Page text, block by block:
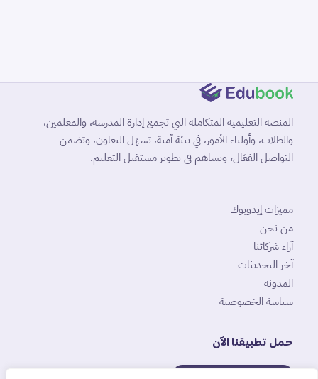
المنصة التعليمية المتكاملة التي تجمع إدارة المدرسة، والمعلمين،
والطلاب، وأولياء الأمور، في بيئة آمنة، تسهّل التعاون، وتضمن
التواصل الفعّال، وتساهم في تطوير مستقبل التعليم.
مميزات إيدوبوك
من نحن
آراء شركائنا
آخر التحديثات
المدونة
سياسة الخصوصية
حمل تطبيقنا الآن